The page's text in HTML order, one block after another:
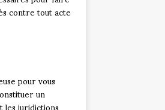
contre tout acte
pour vous
un